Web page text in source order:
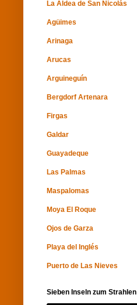
La Aldea de San Nicolás
Agüimes
Arinaga
Arucas
Arguineguín
Bergdorf Artenara
Firgas
Galdar
Guayadeque
Las Palmas
Maspalomas
Moya El Roque
Ojos de Garza
Playa del Inglés
Puerto de Las Nieves
Sieben Inseln zum Strahlen